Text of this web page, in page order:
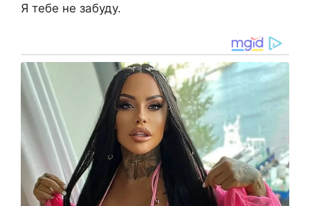
Я тебе не забуду.